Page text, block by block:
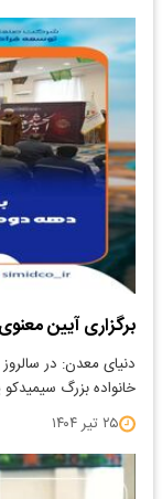
برگزاری آیین
دنیای معدن: در
خانواده بزرگ
۲۵ تیر ۱۴۰۴